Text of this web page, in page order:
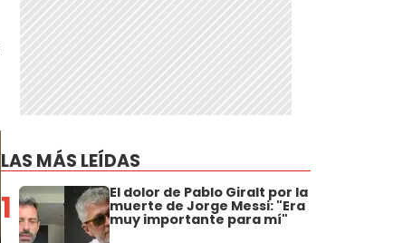
LAS MÁS LEÍDAS
1 El dolor de Pablo Giralt por la
muerte de Jorge Messi: "Era
muy importante para mí"